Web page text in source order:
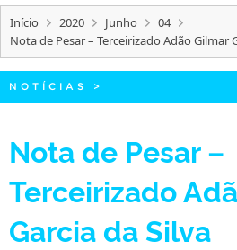
PORTARIAS
TELEFONES
Início 2020 Junho
04
Nota de Pesar – Terceirizado Adão Gilmar
NOTÍCIAS >
Nota de Pesar –
Terceirizado
Garcia da Silva